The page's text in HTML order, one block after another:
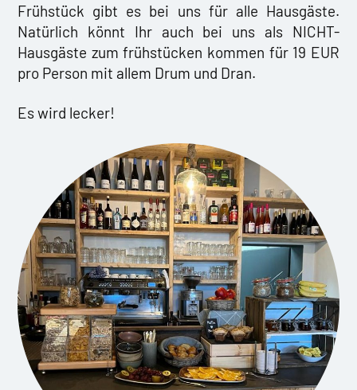
Frühstück gibt es bei uns für alle Hausgäste.
Natürlich könnt Ihr auch bei uns als NICHT-
Hausgäste zum frühstücken kommen für 19 EUR
pro Person mit allem Drum und Dran.
Es wird lecker!